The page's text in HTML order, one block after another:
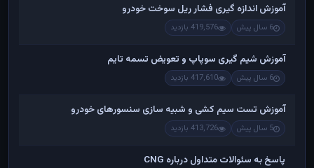
آموزش اندازه گیری فشار ریل سوخت خودرو
6 سال پیش 419,576 بازدید
آموزش شیم گیری سوپاپ و تعویض تسمه تایم
6 سال پیش 417,610 بازدید
آموزش تست سیم کشی و شبیه سازی سنسورهای خودرو
5 سال پیش 413,726 بازدید
پاسخ به سئوالات متداول درباره CNG